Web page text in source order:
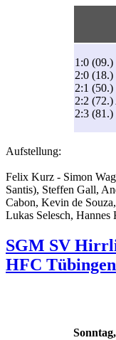
1:0 (09.)
2:0 (18.)
2:1 (50.)
2:2 (72.)
2:3 (81.)
Aufstellung:
Felix Kurz - Simon
Santis), Steffen Gall,
Cabon, Kevin de
Lukas Selesch, Hannes
SGM SV
HFC Tübingen